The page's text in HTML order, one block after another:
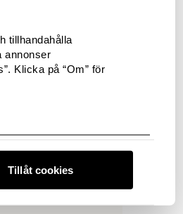
tillhandahålla
annonser
Klicka på “Om” för
Tillåt cookies
valt att köpa en påse.